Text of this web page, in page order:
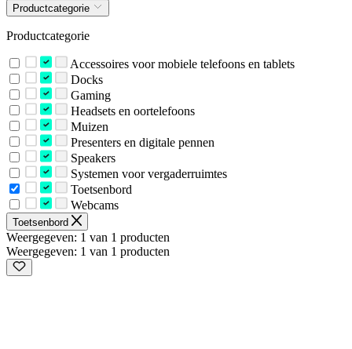
Productcategorie
Productcategorie
Accessoires voor mobiele telefoons en tablets
Docks
Gaming
Headsets en oortelefoons
Muizen
Presenters en digitale pennen
Speakers
Systemen voor vergaderruimtes
Toetsenbord
Webcams
Toetsenbord
Weergegeven: 1 van 1 producten
Weergegeven: 1 van 1 producten